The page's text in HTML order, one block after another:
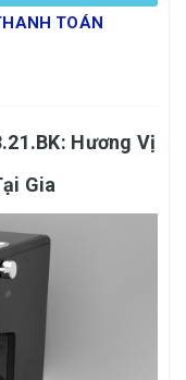
TOÁN
Hương Vị
Gia